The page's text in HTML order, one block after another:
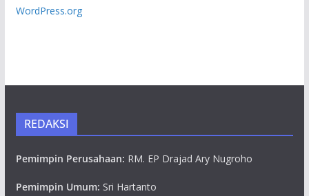
WordPress.org
REDAKSI
Pemimpin Perusahaan: RM. EP Drajad Ary Nugroho
Pemimpin Umum: Sri Hartanto